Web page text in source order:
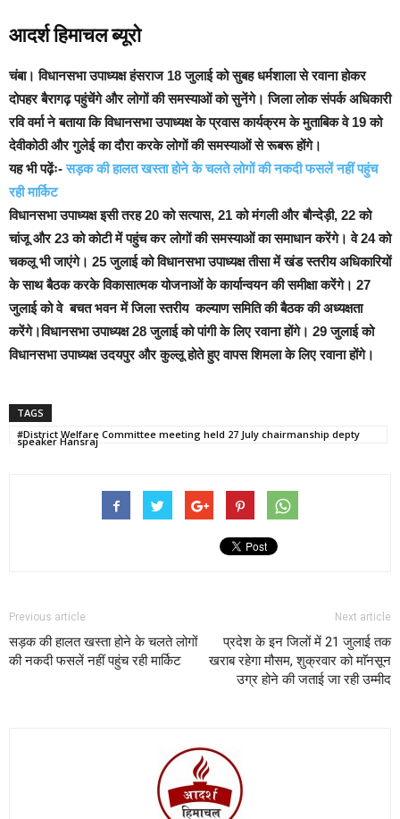
आदर्श हिमाचल ब्यूरो
चंबा। विधानसभा उपाध्यक्ष हंसराज 18 जुलाई को सुबह धर्मशाला से रवाना होकर
दोपहर बैरागढ़ पहुंचेंगे और लोगों की समस्याओं को सुनेंगे। जिला लोक संपर्क अधिकारी
रवि वर्मा ने बताया कि विधानसभा उपाध्यक्ष के प्रवास कार्यक्रम के मुताबिक वे 19 को
देवीकोठी और गुलेई का दौरा करके लोगों की समस्याओं से रूबरू होंगे।
यह भी पढ़ेंः-सड़क की हालत खस्ता होने के चलते लोगों की नकदी फसलें नहीं पहुंच
रही मार्किट
विधानसभा उपाध्यक्ष इसी तरह 20 को सत्यास, 21 को मंगली और बौन्देड़ी, 22 को
चांजू और 23 को कोटी में पहुंच कर लोगों की समस्याओं का समाधान करेंगे। वे 24 को
चकलू भी जाएंगे। 25 जुलाई को विधानसभा उपाध्यक्ष तीसा में खंड स्तरीय अधिकारियों
के साथ बैठक करके विकासात्मक योजनाओं के कार्यान्वयन की समीक्षा करेंगे। 27
जुलाई को वे बचत भवन में जिला स्तरीय कल्याण समिति की बैठक की अध्यक्षता
करेंगे।विधानसभा उपाध्यक्ष 28 जुलाई को पांगी के लिए रवाना होंगे। 29 जुलाई को
विधानसभा उपाध्यक्ष उदयपुर और कुल्लू होते हुए वापस शिमला के लिए रवाना होंगे।
TAGS
#District Welfare Committee meeting held 27 July chairmanship depty
speaker Hansraj
Previous article
सड़क की हालत खस्ता होने के चलते लोगों
की नकदी फसलें नहीं पहुंच रही मार्किट
Next article
प्रदेश के इन जिलों में 21 जुलाई तक
खराब रहेगा मौसम, शुक्रवार को माॅनसून
उग्र होने की जताई जा रही उम्मीद